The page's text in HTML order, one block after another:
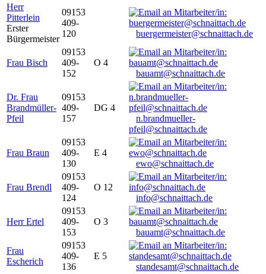
Herr
Pitterlein
Erster
Bürgermeister
09153
409-
120
buergermeister@schnaittach.de
Frau Bisch
09153
409-
152
O 4
bauamt@schnaittach.de
Dr. Frau
Brandmüller-
Pfeil
09153
409-
157
DG 4
n.brandmueller-
pfeil@schnaittach.de
Frau Braun
09153
409-
130
E 4
ewo@schnaittach.de
Frau Brendl
09153
409-
124
O 12
info@schnaittach.de
Herr Ertel
09153
409-
153
O 3
bauamt@schnaittach.de
Frau
Escherich
09153
409-
136
E 5
standesamt@schnaittach.de